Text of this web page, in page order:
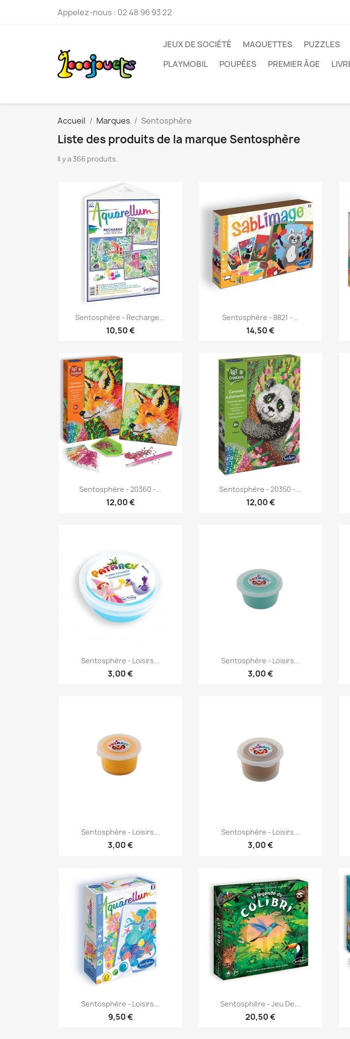
Appelez-nous : 02 48 96 93 22
JEUX DE SOCIÉTÉ MAQUETTES PUZZLES
PLAYMOBIL
POUPÉES PREMIER ÂGE
Accueil Marques Sentosphère
Liste des produits de la marque Sentosphère
Il y a 366 produits.
Aperçu rapide
Sentosphère - Recharge...
10,50 €
Aperçu rapide
Sentosphère - 8821 -...
14,50 €
Aperçu rapide
Sentosphère - 20360 -...
12,00 €
Aperçu rapide
Sentosphère - 20350 -...
12,00 €
Aperçu rapide
Sentosphère - Loisirs...
3,00 €
Aperçu rapide
Sentosphère - Loisirs...
3,00 €
Aperçu rapide
Sentosphère - Loisirs...
3,00 €
Aperçu rapide
Sentosphère - Loisirs...
3,00 €
Aperçu rapide
Sentosphère - Loisirs...
9,50 €
Aperçu rapide
Sentosphère - Jeu De...
20,50 €